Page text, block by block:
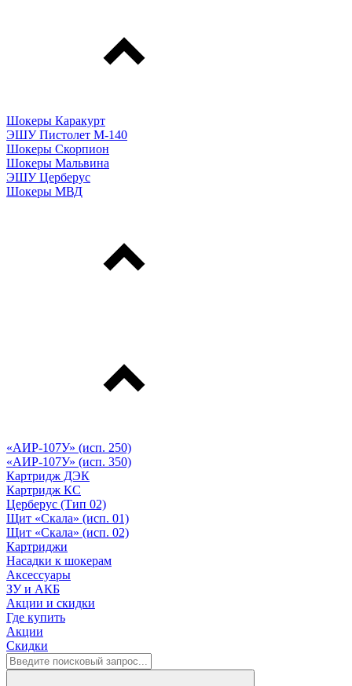
Шокеры Каракурт
ЭШУ Пистолет М-140
Шокеры Скорпион
Шокеры Мальвина
ЭШУ Церберус
Шокеры МВД
«АИР-107У» (исп. 250)
«АИР-107У» (исп. 350)
Картридж ДЭК
Картридж КС
Церберус (Тип 02)
Щит «Скала» (исп. 01)
Щит «Скала» (исп. 02)
Картриджи
Насадки к шокерам
Аксессуары
ЗУ и АКБ
Акции и скидки
Где купить
Акции
Скидки